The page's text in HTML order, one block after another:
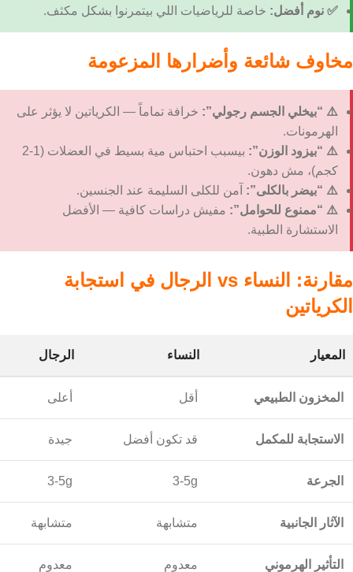
✅ نوم أفضل: خاصة للرياضيات اللي بيتمرنوا بشكل مكثف.
مخاوف شائعة وأضرارها المزعومة
⚠️ “بيخلي الجسم رجولي”: خرافة تماماً — الكرياتين لا يؤثر على
الهرمونات.
⚠️ “بيزود الوزن”:
بيسبب احتباس مية بسيط في العضلات (1-2
كجم)، مش دهون.
⚠️ “بيضر بالكلى”: آمن للكلى السليمة عند الجنسين.
⚠️ “ممنوع للحوامل”: مفيش دراسات كافية — الأفضل
الاستشارة الطبية.
مقارنة: النساء vs الرجال في استجابة
الكرياتين
المعيار النساء الرجال
المخزون الطبيعي أقل أعلى
الاستجابة للمكمل قد تكون أفضل جيدة
الجرعة 3-5g
3-5g
الآثار الجانبية متشابهة متشابهة
التأثير الهرموني معدوم معدوم